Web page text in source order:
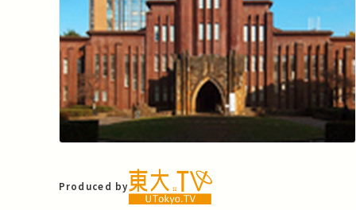
Produced by